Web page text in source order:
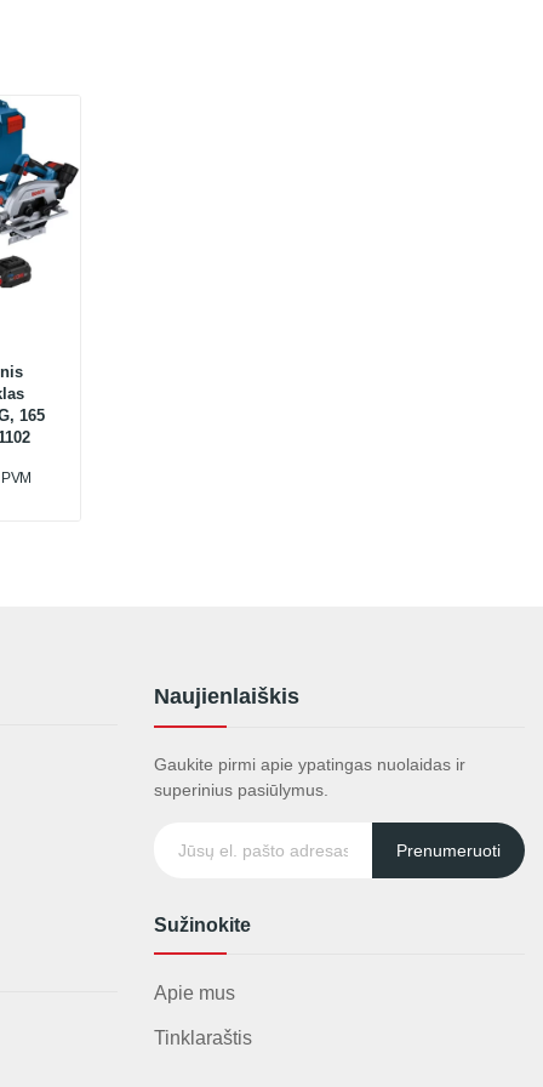
165
Naujienlaiškis
Gaukite pirmi apie ypatingas nuolaidas ir
superinius pasiūlymus.
Prenumeruoti
Sužinokite
Apie mus
Tinklaraštis